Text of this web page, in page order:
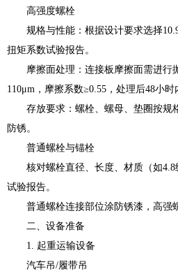
高强度螺栓
规格与性能：根据设计要求选择
扭矩系数试验报告。
摩擦面处理：连接板摩擦面需进行
110μm，摩擦系数≥0.55，处理后48小时
存放要求：螺栓、螺母、垫圈按规
防锈。
普通螺栓与锚栓
核对螺栓直径、长度、材质（如4.8
试验报告。
普通螺栓连接部位涂防锈漆，高强螺
二、设备准备
1. 起重运输设备
汽车吊/履带吊